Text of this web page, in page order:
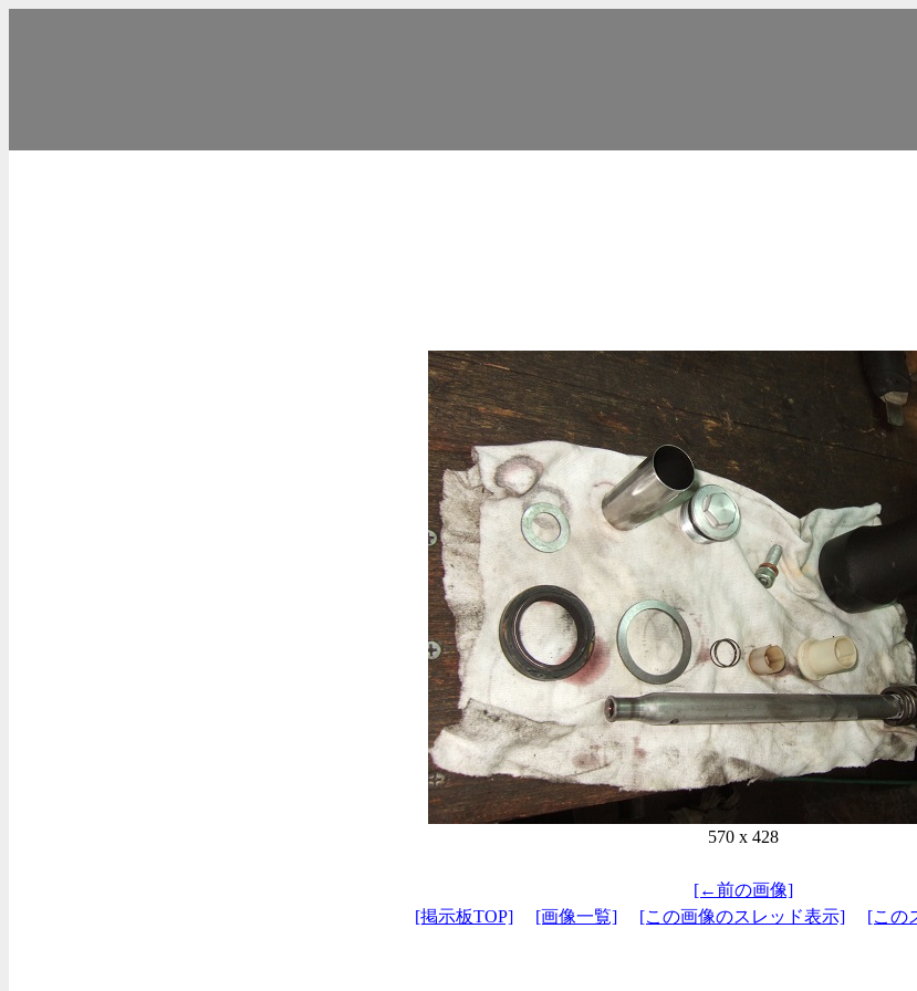
570 x 428
[←前の画像]
[掲示板TOP]
[画像一覧] [この画像のスレッド表示] [この